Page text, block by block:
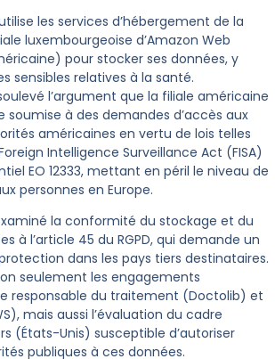
les services d’hébergement de la
luxembourgeoise d’Amazon Web
pour stocker ses données, y
sensibles relatives à la santé.
l’argument que la filiale américaine
soumise à des demandes d’accès aux
américaines en vertu de lois telles
Intelligence Surveillance Act (FISA)
EO 12333, mettant en péril le niveau de
personnes en Europe.
la conformité du stockage et du
à l’article 45 du RGPD, qui demande un
dans les pays tiers destinataires.
seulement les engagements
responsable du traitement (Doctolib) et
mais aussi l’évaluation du cadre
(États-Unis) susceptible d’autoriser
publiques à ces données.